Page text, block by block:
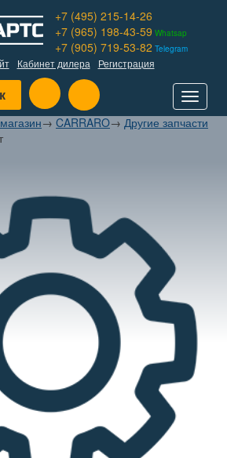
+7 (495) 215-14-26
+7 (965) 198-43-59 Whatsap
+7 (905) 719-53-82 Telegram
Кабинет дилера Регистрация
Toggle
→ CARRARO→ Другие запчасти